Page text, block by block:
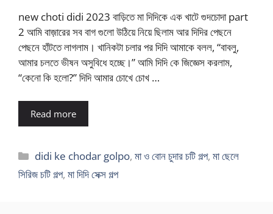
new choti didi 2023 বাড়িতে মা দিদিকে এক খাটে গুদচোদা part
2 আমি বাজ়ারের সব বাগ গুলো উঠিয়ে নিয়ে ছিলাম আর দিদির পেছনে
পেছনে হাঁটতে লাগলাম। খানিকটা চলার পর দিদি আমাকে বলল, “বাবলু,
আমার চলতে ভীষন অসুবিধে হচ্ছে।” আমি দিদি কে জিজ্ঞেস করলাম,
“কেনো কি হলো?” দিদি আমার চোখে চোখ …
Read more
Categories
didi ke chodar golpo,মা ও বোন চুদার চটি গল্প,মা ছেলে
সিরিজ চটি গল্প, মা দিদি সেক্স গল্প